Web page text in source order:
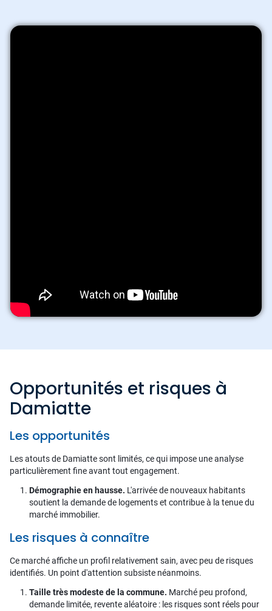
Opportunités et risques à
Damiatte
Les opportunités
Les atouts de Damiatte sont limités, ce qui impose une analyse
particulièrement fine avant tout engagement.
Démographie en hausse. L'arrivée de nouveaux habitants
soutient la demande de logements et contribue à la tenue du
marché immobilier.
Les risques à connaître
Ce marché affiche un profil relativement sain, avec peu de risques
identifiés. Un point d'attention subsiste néanmoins.
Taille très modeste de la commune. Marché peu profond,
demande limitée, revente aléatoire : les risques sont réels pour